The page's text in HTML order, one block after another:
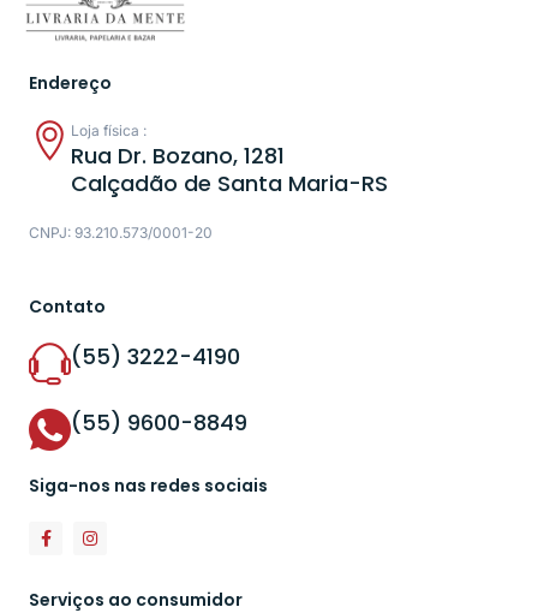
Endereço
Loja física :
Rua Dr. Bozano, 1281
Calçadão de Santa Maria-RS
CNPJ: 93.210.573/0001-20
Contato
(55) 3222-4190
(55) 9600-8849
Siga-nos nas redes sociais
Serviços ao consumidor